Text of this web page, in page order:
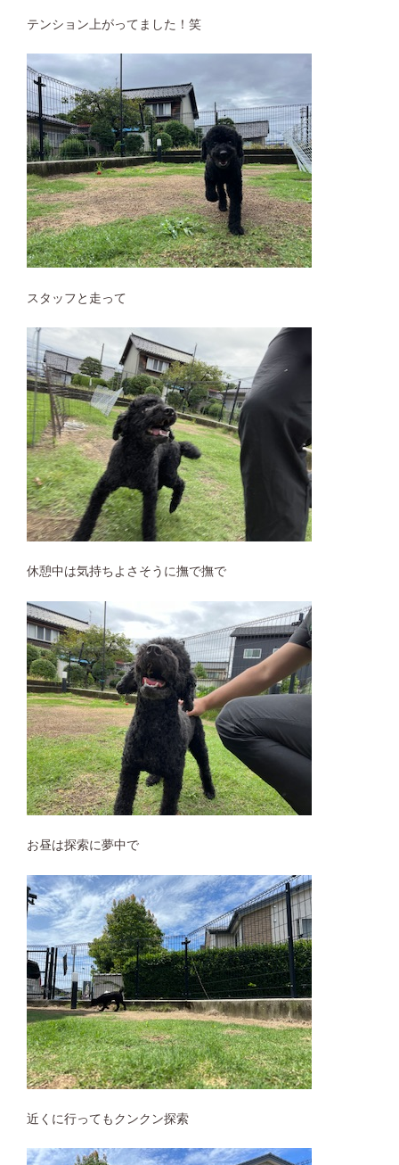
テンション上がってました！笑
スタッフと走って
休憩中は気持ちよさそうに撫で撫で
お昼は探索に夢中で
近くに行ってもクンクン探索